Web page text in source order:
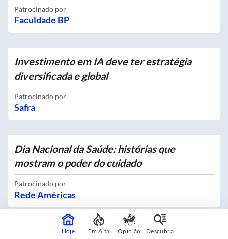
Patrocinado por
Faculdade BP
Investimento em IA deve ter estratégia
diversificada e global
Patrocinado por
Safra
Dia Nacional da Saúde: histórias que
mostram o poder do cuidado
Patrocinado por
Rede Américas
Hoje Em Alta Opinião Descubra